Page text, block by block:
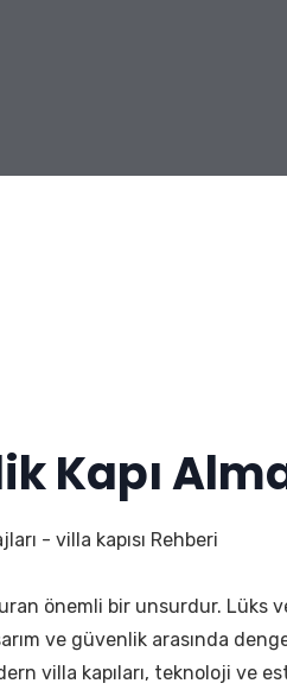
Kapı
- villa kapısı Rehberi
önemli bir unsurdur.
ve güvenlik arasında
villa kapıları, teknoloji ve